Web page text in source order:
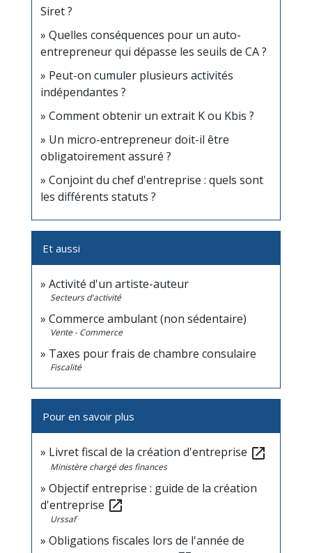
Siret ?
Quelles conséquences pour un auto-
entrepreneur qui dépasse les seuils de CA ?
Peut-on cumuler plusieurs activités
indépendantes ?
Comment obtenir un extrait K ou Kbis ?
Un micro-entrepreneur doit-il être
obligatoirement assuré ?
Conjoint du chef d'entreprise : quels sont
les différents statuts ?
Et aussi
Activité d'un artiste-auteur
Secteurs d'activité
Commerce ambulant (non sédentaire)
Vente - Commerce
Taxes pour frais de chambre consulaire
Fiscalité
Pour en savoir plus
Livret fiscal de la création d'entreprise open_in_new
Ministère chargé des finances
Objectif entreprise : guide de la création
d'entreprise open_in_new
Urssaf
Obligations fiscales lors de l'année de